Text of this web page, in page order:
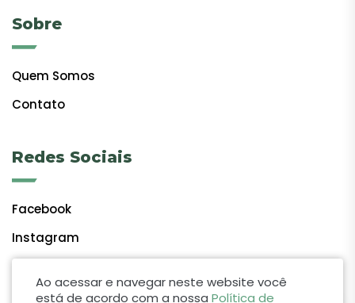
Sobre
Quem Somos
Contato
Redes Sociais
Facebook
Instagram
Ao acessar e navegar neste website você
está de acordo com a nossa Política de